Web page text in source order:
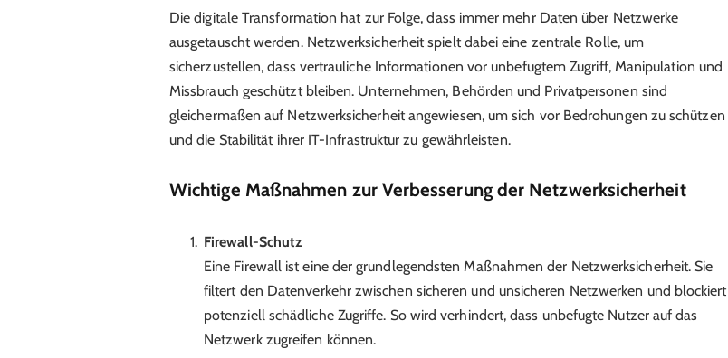
Die digitale Transformation hat zur Folge, dass immer mehr Daten über Netzwerke
ausgetauscht werden. Netzwerksicherheit spielt dabei eine zentrale Rolle, um
sicherzustellen, dass vertrauliche Informationen vor unbefugtem Zugriff, Manipulation und
Missbrauch geschützt bleiben. Unternehmen, Behörden und Privatpersonen sind
gleichermaßen auf Netzwerksicherheit angewiesen, um sich vor Bedrohungen zu schützen
und die Stabilität ihrer IT-Infrastruktur zu gewährleisten.
Wichtige Maßnahmen zur Verbesserung der Netzwerksicherheit
Firewall-Schutz
Eine Firewall ist eine der grundlegendsten Maßnahmen der Netzwerksicherheit. Sie
filtert den Datenverkehr zwischen sicheren und unsicheren Netzwerken und blockiert
potenziell schädliche Zugriffe. So wird verhindert, dass unbefugte Nutzer auf das
Netzwerk zugreifen können.